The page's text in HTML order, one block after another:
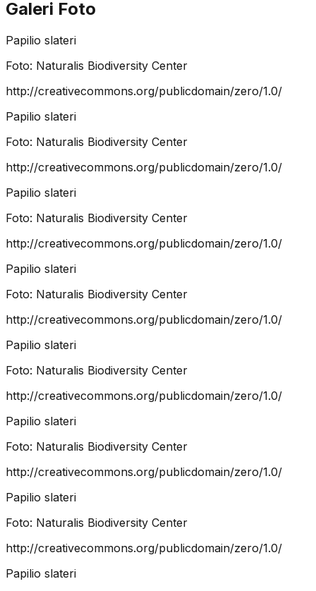
Galeri Foto
Papilio slateri
Foto: Naturalis Biodiversity Center
http://creativecommons.org/publicdomain/zero/1.0/
Papilio slateri
Foto: Naturalis Biodiversity Center
http://creativecommons.org/publicdomain/zero/1.0/
Papilio slateri
Foto: Naturalis Biodiversity Center
http://creativecommons.org/publicdomain/zero/1.0/
Papilio slateri
Foto: Naturalis Biodiversity Center
http://creativecommons.org/publicdomain/zero/1.0/
Papilio slateri
Foto: Naturalis Biodiversity Center
http://creativecommons.org/publicdomain/zero/1.0/
Papilio slateri
Foto: Naturalis Biodiversity Center
http://creativecommons.org/publicdomain/zero/1.0/
Papilio slateri
Foto: Naturalis Biodiversity Center
http://creativecommons.org/publicdomain/zero/1.0/
Papilio slateri